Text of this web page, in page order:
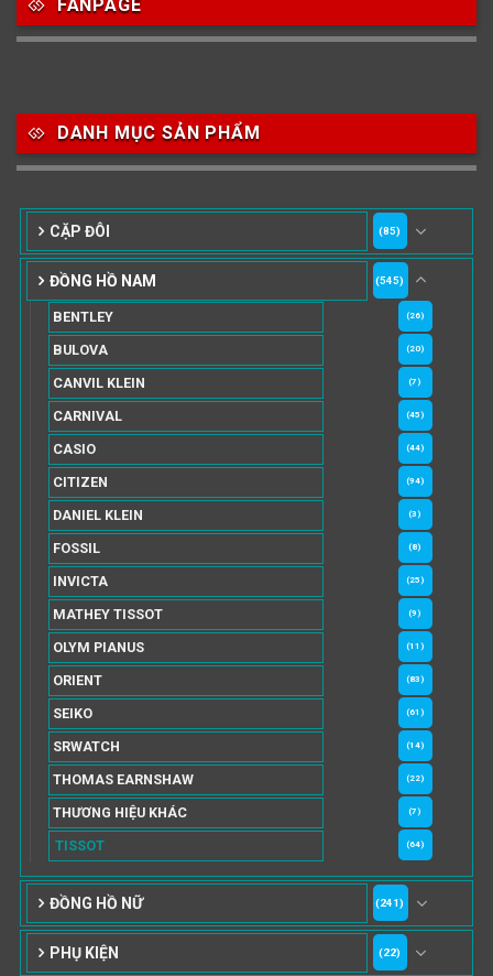
FANPAGE
DANH MỤC SẢN PHẨM
CẶP ĐÔI (85)
ĐỒNG HỒ NAM (545)
BENTLEY (26)
BULOVA (20)
CANVIL KLEIN (7)
CARNIVAL (45)
CASIO (44)
CITIZEN (94)
DANIEL KLEIN (3)
FOSSIL (8)
INVICTA (25)
MATHEY TISSOT (9)
OLYM PIANUS (11)
ORIENT (83)
SEIKO (61)
SRWATCH (14)
THOMAS EARNSHAW (22)
THƯƠNG HIỆU KHÁC (7)
TISSOT (64)
ĐỒNG HỒ NỮ (241)
PHỤ KIỆN (22)